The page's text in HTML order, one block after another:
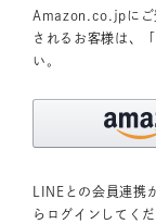
Amazon.co.jpにご
されるお客様は、
い。
LINEとの会員連携
らログインしてく